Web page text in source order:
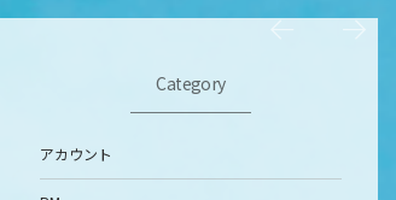
Category
アカウント